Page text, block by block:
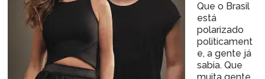
Que o Brasil
está
polarizado
politicament
e, a gente já
sabia. Que